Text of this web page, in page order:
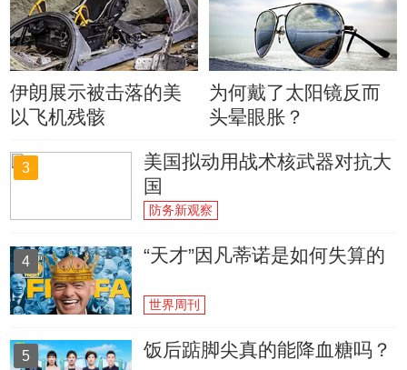
伊朗展示被击落的美
以飞机残骸
为何戴了太阳镜反而
头晕眼胀？
3
美国拟动用战术核武器对抗大
国
防务新观察
4 “天才”因凡蒂诺是如何失算的
世界周刊
5 饭后踮脚尖真的能降血糖吗？